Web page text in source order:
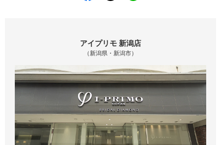
アイプリモ 新潟店
（新潟県・新潟市）